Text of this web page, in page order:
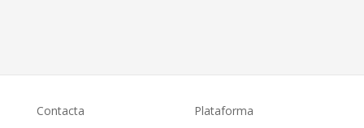
Contacta Plataforma